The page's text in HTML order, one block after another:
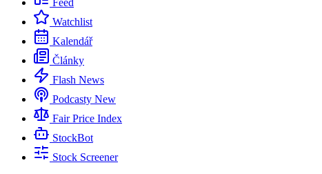
Feed
Watchlist
Kalendář
Články
Flash News
Podcasty New
Fair Price Index
StockBot
Stock Screener